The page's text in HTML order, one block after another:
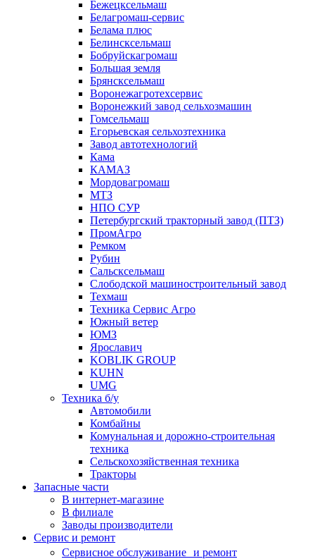
Бежецксельмаш
Белагромаш-сервис
Белама плюс
Белинсксельмаш
Бобруйскагромаш
Большая земля
Брянсксельмаш
Воронежагротехсервис
Воронежкий завод сельхозмашин
Гомсельмаш
Егорьевская сельхозтехника
Завод автотехнологий
Кама
КАМАЗ
Мордовагромаш
МТЗ
НПО СУР
Петербургский тракторный завод (ПТЗ)
ПромАгро
Ремком
Рубин
Сальскcельмаш
Слободской машиностроительный завод
Техмаш
Техника Сервис Агро
Южный ветер
ЮМЗ
Ярославич
KOBLIK GROUP
KUHN
UMG
Техника б/у
Автомобили
Комбайны
Комунальная и дорожно-строительная
техника
Сельскохозяйственная техника
Тракторы
Запасные части
В интернет-магазине
В филиале
Заводы производители
Сервис и ремонт
Сервисное обслуживание и ремонт